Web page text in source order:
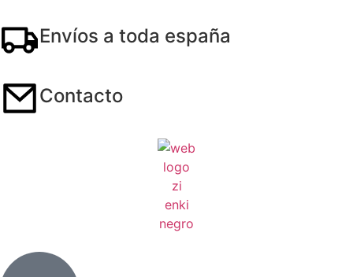
Envíos a toda españa
Contacto